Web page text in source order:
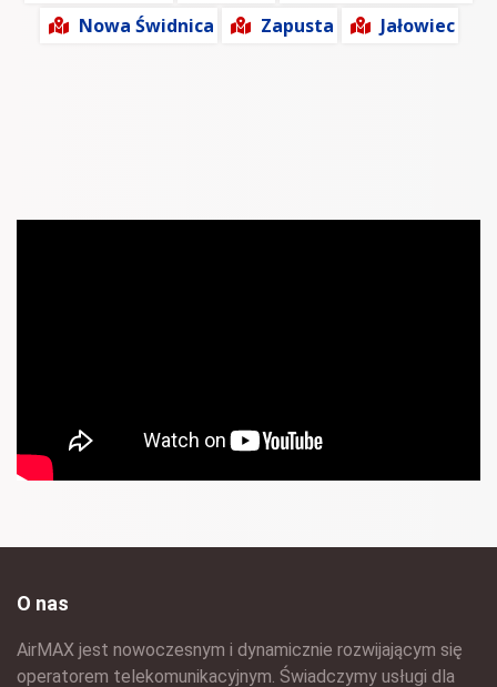
Nowa Świdnica
Zapusta Jałowiec
O nas
AirMAX jest nowoczesnym i dynamicznie rozwijającym się
operatorem telekomunikacyjnym. Świadczymy usługi dla